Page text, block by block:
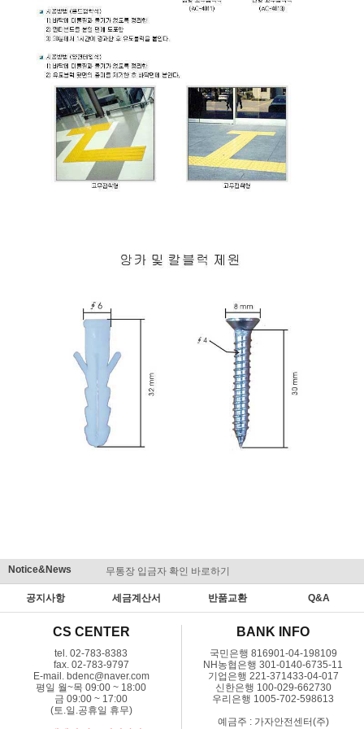
Notice&News 무통장 입금자 확인 바로하기
공지사항 세금계산서 반품교환 Q&A
CS CENTER
tel. 02-783-8383
fax. 02-783-9797
E-mail. bdenc@naver.com
평일 월~목 09:00 ~ 18:00
금 09:00 ~ 17:00
(토.일.공휴일 휴무)
BANK INFO
국민은행 816901-04-198109
NH농협은행 301-0140-6735-11
기업은행 221-371433-04-017
신한은행 100-029-662730
우리은행 1005-702-598613
예금주 : 가자안전센터(주)